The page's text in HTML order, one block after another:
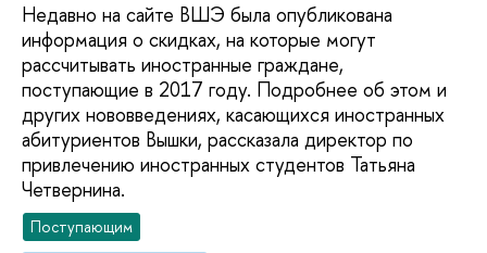
Недавно на сайте ВШЭ была опубликована
информация о скидках, на которые могут
рассчитывать иностранные граждане,
поступающие в 2017 году. Подробнее об этом и
других нововведениях, касающихся иностранных
абитуриентов Вышки, рассказала директор по
привлечению иностранных студентов Татьяна
Четвернина.
Поступающим